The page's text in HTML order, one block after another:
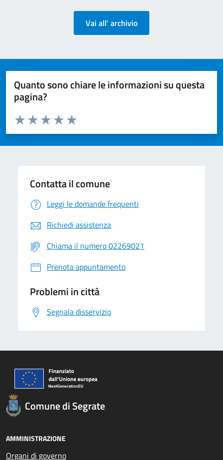
Vai all' archivio
Quanto sono chiare le informazioni su questa
pagina?
Valuta da 1 a 5 stelle la pagina
Valuta 5 stelle su 5
Valuta 4 stelle su 5
Valuta 3 stelle su 5
Valuta 2 stelle su 5
Valuta 1 stelle su 5
Contatta il comune
Leggi le domande frequenti
Richiedi assistenza
Chiama il numero 02269021
Prenota appuntamento
Problemi in città
Segnala disservizio
Comune di Segrate
AMMINISTRAZIONE
Organi di governo